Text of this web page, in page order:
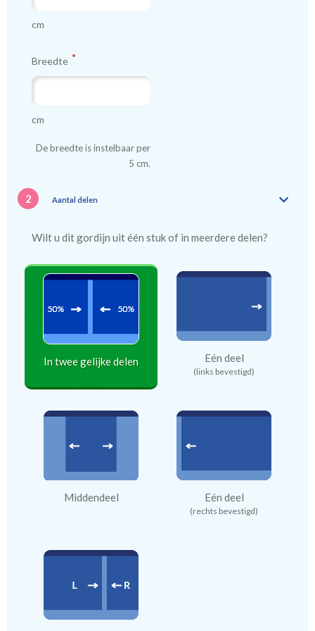
kindergordijnen voeren: een verschil van dag en nacht!
cm
Breedte
cm
De breedte is instelbaar per
5 cm.
2 Aantal delen
Wilt u dit gordijn uit één stuk of in meerdere delen?
In twee gelijke delen Eén deel
(links bevestigd)
Middendeel Eén deel
(rechts bevestigd)